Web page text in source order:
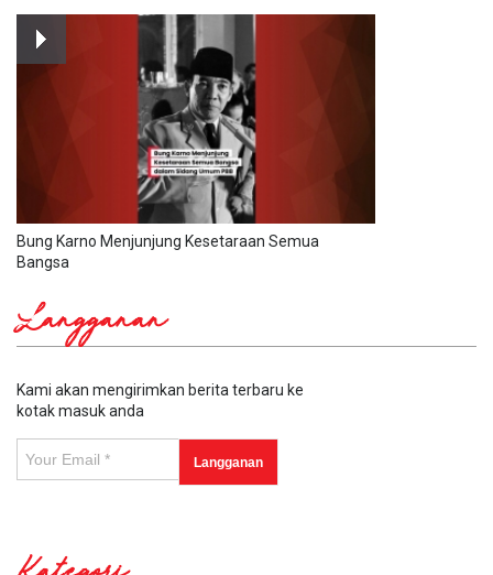
Bung Karno Menjunjung Kesetaraan Semua
Bangsa
Langganan
Kami akan mengirimkan berita terbaru ke
kotak masuk anda